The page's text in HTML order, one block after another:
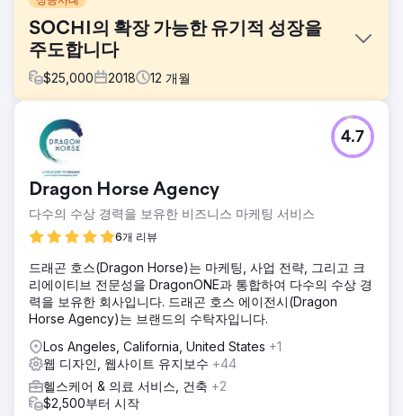
SOCHI의 확장 가능한 유기적 성장을
주도합니다
$25,000 2018 12 개월
과제
남부 캘리포니아 보건 연구소(SOCHI)는 경쟁이 치열한 고등
교육 시장에서 검색 엔진 최적화(SEO)를 통해 온라인 인지도
와 학생 문의를 늘려야 했습니다. 기존 웹사이트는 주요 키워
드에 대한 검색 순위가 낮았고, 기술적인 SEO 한계가 있었으
며, 기존 교육 플랫폼과 경쟁하기 위해서는 전환율 향상에 초
점을 맞춘 최신 웹사이트 구조가 필요했습니다.
Los Angeles SEO Inc는 통합 SEO 및 교육 웹사이트 디자인
및 개발 전략을 제공했습니다. 주요 내용은 다음과 같습니다.
사용자 경험, 페이지 성능 및 검색 엔진 크롤링 가능성을 개선
하기 위해 웹사이트 아키텍처를 재설계하고 최적화했습니다.
프로그램 및 강좌 페이지 전반에 걸쳐 기술 및 온페이지 SEO
모범 사례를 구현했습니다. 주제 관련 권위를 구축하기 위해
검색 엔진 최적화(SEO)에 초점을 맞춘 교육 콘텐츠를 개발했
습니다. Semrush 키워드 조사, 사이트 분석 및 경쟁사 분석을
활용하여 지속적인 최적화 방향을 설정했습니다.
Dragon Horse Agency
다수의 수상 경력을 보유한 비즈니스 마케팅 서비스
6개 리뷰
4.7
드래곤 호스(Dragon Horse)는 마케팅, 사업 전략, 그리고 크
리에이티브 전문성을 DragonONE과 통합하여 다수의 수상 경
력을 보유한 회사입니다. 드래곤 호스 에이전시(Dragon
Horse Agency)는 브랜드의 수탁자입니다.
Los Angeles, California, United States +1
웹 디자인, 웹사이트 유지보수 +44
헬스케어 & 의료 서비스, 건축 +2
$2,500부터 시작